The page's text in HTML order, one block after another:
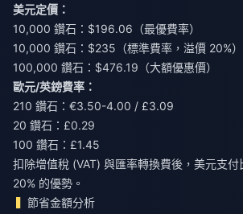
美元定價：
10,000 鑽石：$196.06（最優費率）
10,000 鑽石：$235（標準費率，溢價 20%）
100,000 鑽石：$476.19（大額優惠價）
歐元/英鎊費率：
210 鑽石：€3.50-4.00 / £3.09
20 鑽石：£0.29
100 鑽石：£1.45
扣除增值稅 (VAT) 與匯率轉換費後，美元支
20% 的優勢。
節省金額分析